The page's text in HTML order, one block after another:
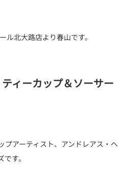
ル北大路店より春山です。
ィーカップ＆ソーサー
プアーティスト、アンドレアス・ヘ
す。